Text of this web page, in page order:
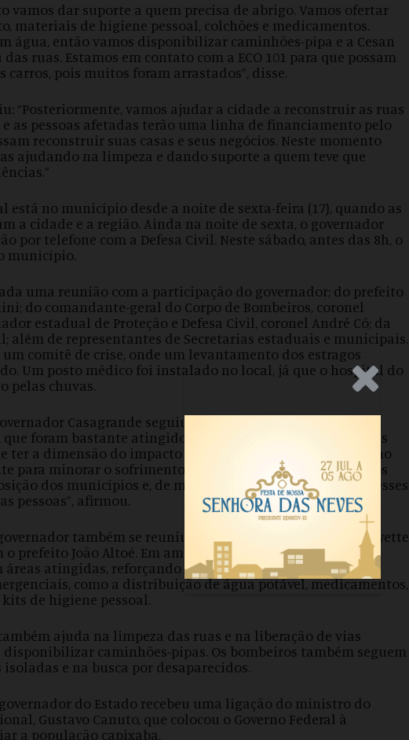
.Anúncio
vamos dar suporte a quem precisa de abrigo. Vamos ofertar
materiais de higiene pessoal, colchões e medicamentos.
água, então vamos disponibilizar caminhões-pipa e a Cesan
ruas. Estamos em contato com a ECO 101 para que possam
pois muitos foram arrastados”, disse.
“Posteriormente, vamos ajudar a cidade a reconstruir as ruas
as pessoas afetadas terão uma linha de financiamento pelo
reconstruir suas casas e seus negócios. Neste momento
ajudando na limpeza e dando suporte a quem teve que
está no município desde a noite de sexta-feira (17), quando as
a cidade e a região. Ainda na noite de sexta, o governador
por telefone com a Defesa Civil. Neste sábado, antes das 8h, o
município.
uma reunião com a participação do governador; do prefeito
do comandante-geral do Corpo de Bombeiros, coronel
estadual de Proteção e Defesa Civil, coronel André Có; da
além de representantes de Secretarias estaduais e municipais.
comitê de crise, onde um levantamento dos estragos
Um posto médico foi instalado no local, já que o hospital do
pelas chuvas.
Casagrande seguiu para os municípios de Alfredo
que foram bastante atingidos pelas chuvas. Ele sobrevoou as
ter a dimensão do impacto causado pelas águas. “O Governo
para minorar o sofrimento das pessoas atingidas. Estamos
dos municípios e, de mãos dadas, vamos reconstruir esses
pessoas”, afirmou.
também se reuniu com o prefeito Fernando Lafayette
prefeito João Altoé. Em ambos os municípios, Renato
áreas atingidas, reforçando a disponibilidade e ajuda do
como a distribuição de água potável, medicamentos,
de higiene pessoal.
ajuda na limpeza das ruas e na liberação de vias
caminhões-pipas. Os bombeiros também seguem
isoladas e na busca por desaparecidos.
do Estado recebeu uma ligação do ministro do
Gustavo Canuto, que colocou o Governo Federal à
a população capixaba.